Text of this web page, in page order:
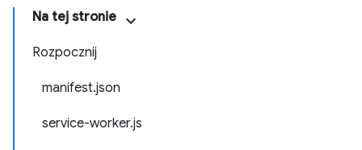
Na tej stronie
Rozpocznij
manifest.json
service-worker.js